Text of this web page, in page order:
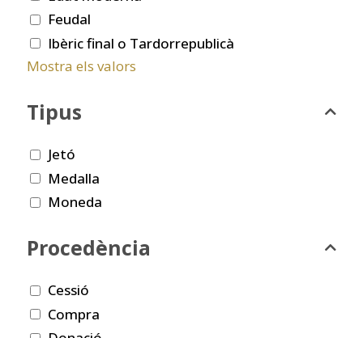
Feudal
Ibèric final o Tardorrepublicà
Mostra els valors
Tipus
Jetó
Medalla
Moneda
Procedència
Cessió
Compra